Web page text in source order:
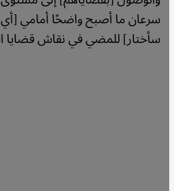
سرعان ما أصبح واضحًا أمامي
سأختار] للمضي في نقاش قضايا